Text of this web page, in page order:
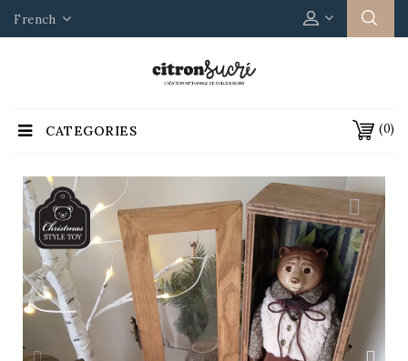
French
(0)
CATEGORIES